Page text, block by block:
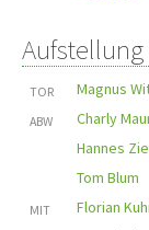
Aufstellung
TOR Magnus
ABW Charly
Hannes
Tom Blum
MIT
Florian